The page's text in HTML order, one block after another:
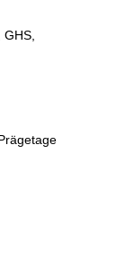
GHS,